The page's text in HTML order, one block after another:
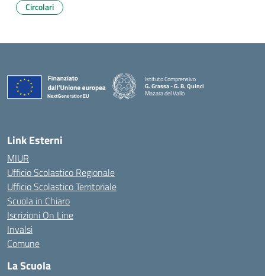
Circolari
Istituto Comprensivo
G. Grassa - G. B. Quinci
Mazara del Vallo
Link Esterni
MIUR
Ufficio Scolastico Regionale
Ufficio Scolastico Territoriale
Scuola in Chiaro
Iscrizioni On Line
Invalsi
Comune
La Scuola